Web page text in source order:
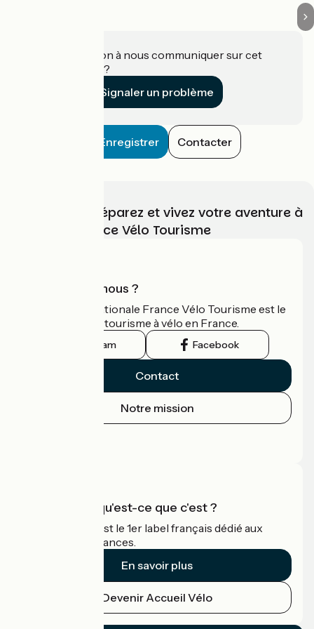
Une information à nous communiquer sur cet
établissement ?
Signaler un problème
Enregistrer Contacter
Choisissez, préparez et vivez votre aventure à
vélo avec France Vélo Tourisme
Qui sommes-nous ?
L'association nationale France Vélo Tourisme est le
guide officiel du tourisme à vélo en France.
Instagram Facebook
Contact
Notre mission
Accueil Vélo qu'est-ce que c'est ?
Accueil Vélo c'est le 1er label français dédié aux
cyclistes en vacances.
En savoir plus
Devenir Accueil Vélo